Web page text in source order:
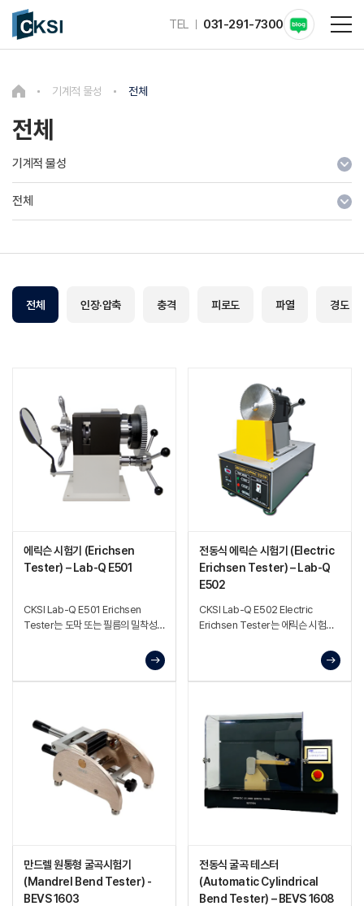
TEL 031-291-7300
기계적 물성 전체
전체
기계적 물성
전체
전체 인장·압축 충격 피로도 파열 경도
에릭슨 시험기 (Erichsen
Tester) – Lab-Q E501
CKSI Lab-Q E501 Erichsen
Tester는 도막 또는 필름의 밀착성
전동식 에릭슨 시험기 (Electric
Erichsen Tester) – Lab-Q
E502
CKSI Lab-Q E502 Electric
Erichsen Tester는 에릭슨 시험
만드렐 원통형 굴곡시험기
(Mandrel Bend Tester) -
BEVS 1603
전동식 굴곡 테스터
(Automatic Cylindrical
Bend Tester) – BEVS 1608